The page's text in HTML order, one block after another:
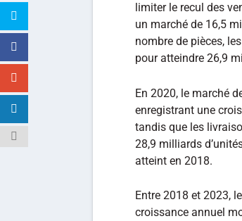
limiter le recul des
un marché de 16,5
nombre de pièces,
pour atteindre 26,9
En 2020, le marché
enregistrant une
tandis que les
28,9 milliards
atteint en 2018.
Entre 2018 et 2023,
croissance annuel